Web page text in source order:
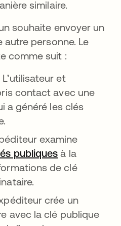
similaire.
souhaite envoyer un
autre personne. Le
comme suit :
et
contact avec une
a généré les clés
examine
publiques s’ouvre
à la
de clé
crée un
avec la clé publique